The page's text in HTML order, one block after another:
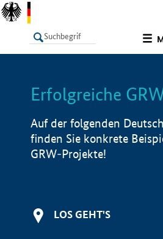
LISTE
Erfolgreiche
Auf der folgenden
finden Sie konkrete
GRW-Projekte!
LOS GEHT'S